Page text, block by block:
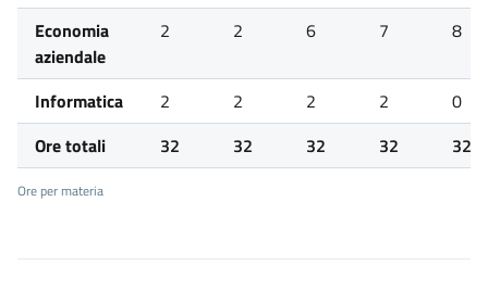
Ore per materia
Economia
aziendale
2 2 6 7 8
Informatica 2 2 2 2
0
Ore totali
32 32 32 32 32